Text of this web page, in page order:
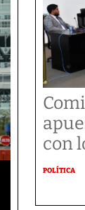
con
POLÍTICA